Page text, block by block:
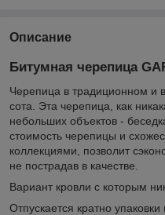
Описание
Битумная черепица
Черепица в традиционном и
сота. Эта черепица, как
небольших объектов -
стоимость черепицы и
коллекциями, позволит
не пострадав в качестве.
Вариант кровли с которым
Отпускается кратно